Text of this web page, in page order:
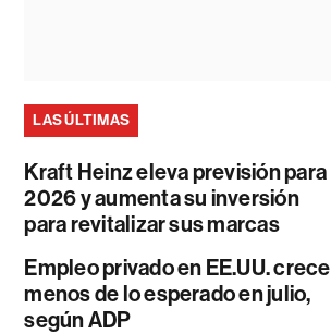
LAS ÚLTIMAS
Kraft Heinz eleva previsión para
2026 y aumenta su inversión
para revitalizar sus marcas
Empleo privado en EE.UU. crece
menos de lo esperado en julio,
según ADP